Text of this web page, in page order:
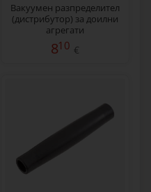
Вакуумен разпределител
(дистрибутор) за доилни
агрегати
810 €